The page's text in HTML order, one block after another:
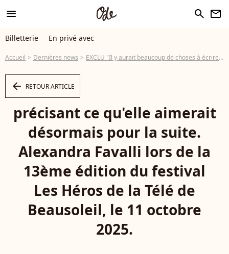
menu search newsletter
Billetterie En privé avec
Accueil Dernières news EXCLU "Il y aurait beaucoup de choses à écrire" : On a échangé avec Alexandra Favalli (Ici tout commence) sur ce qu'elle aimerait pour son personnage de Maya
arrow_left RETOUR ARTICLE
précisant ce qu'elle aimerait
désormais pour la suite.
Alexandra Favalli lors de la
13ème édition du festival
Les Héros de la Télé de
Beausoleil, le 11 octobre
2025.